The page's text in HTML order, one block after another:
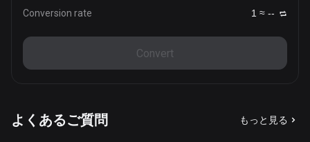
Conversion rate 1 ≈ --
Convert
よくあるご質問 もっと見る